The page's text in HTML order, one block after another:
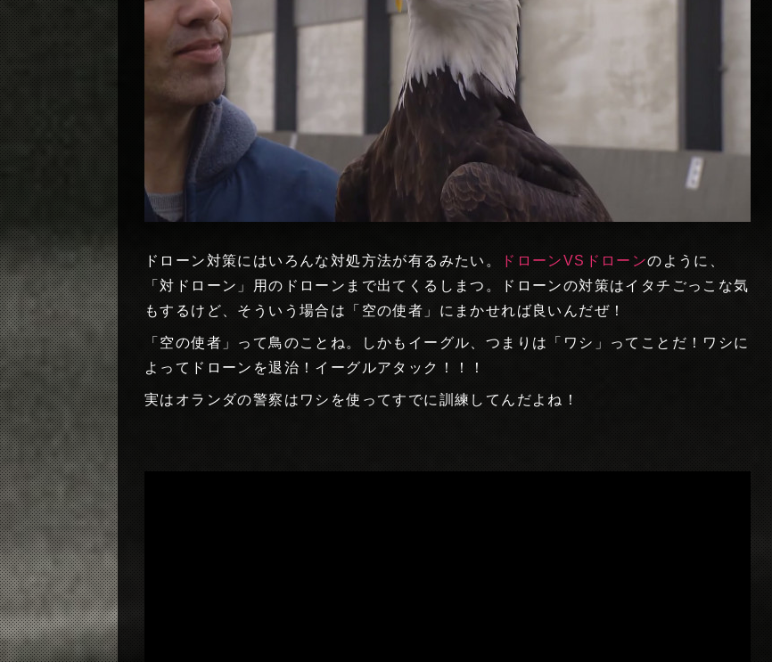
ドローン対策にはいろんな対処方法が有るみたい。 ドローンVSドローンのように、
「対ドローン」用のドローンまで出てくるしまつ。ドローンの対策はイタチごっこな気
もするけど、そういう場合は「空の使者」にまかせれば良いんだぜ！
「空の使者」って鳥のことね。しかもイーグル、つまりは「ワシ」ってことだ！ワシに
よってドローンを退治！イーグルアタック！！！
実はオランダの警察はワシを使ってすでに訓練してんだよね！